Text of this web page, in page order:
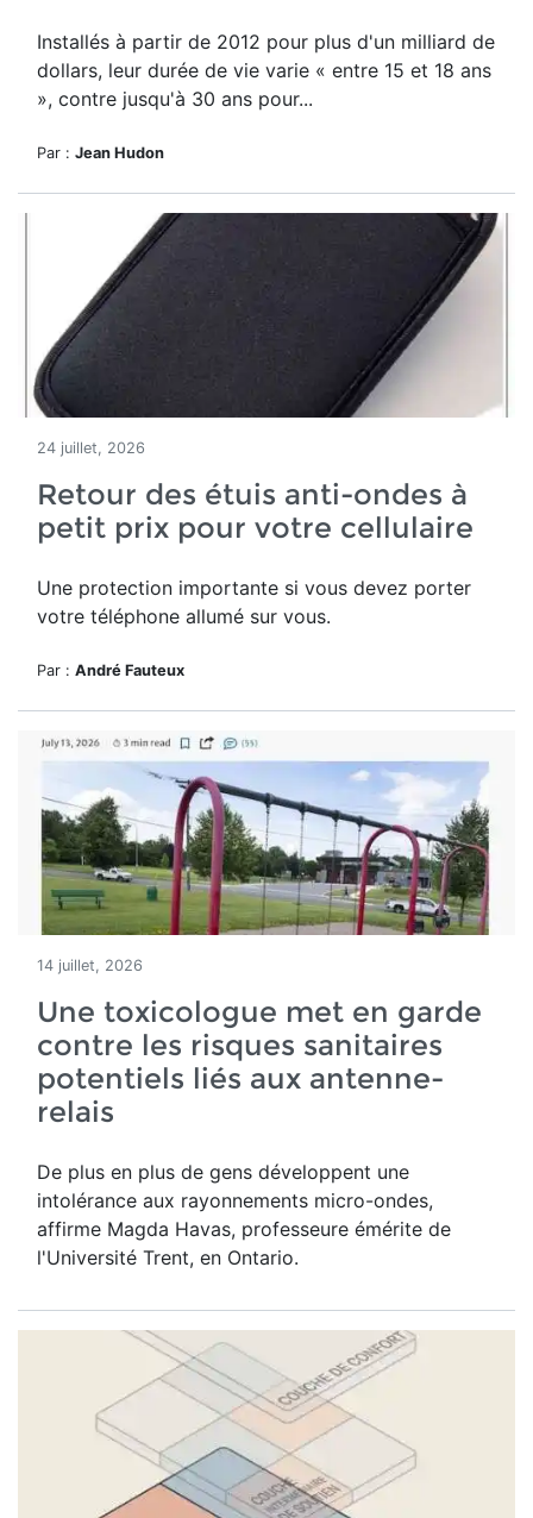
Installés à partir de 2012 pour plus d'un milliard de
dollars, leur durée de vie varie « entre 15 et 18 ans
», contre jusqu'à 30 ans pour...
Par : Jean Hudon
24 juillet, 2026
Retour des étuis anti-ondes à
petit prix pour votre cellulaire
Une protection importante si vous devez porter
votre téléphone allumé sur vous.
Par : André Fauteux
14 juillet, 2026
Une toxicologue met en garde
contre les risques sanitaires
potentiels liés aux antenne-
relais
De plus en plus de gens développent une
intolérance aux rayonnements micro-ondes,
affirme Magda Havas, professeure émérite de
l'Université Trent, en Ontario.